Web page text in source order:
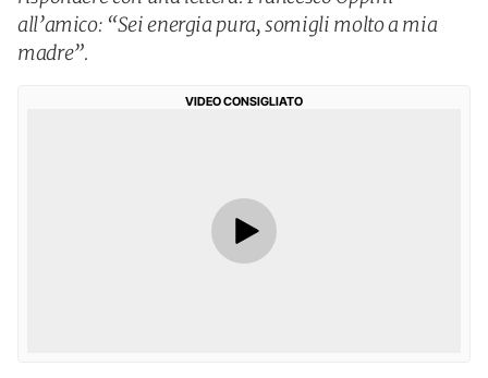
all’amico: “Sei energia pura, somigli molto a mia
madre”.
VIDEO CONSIGLIATO